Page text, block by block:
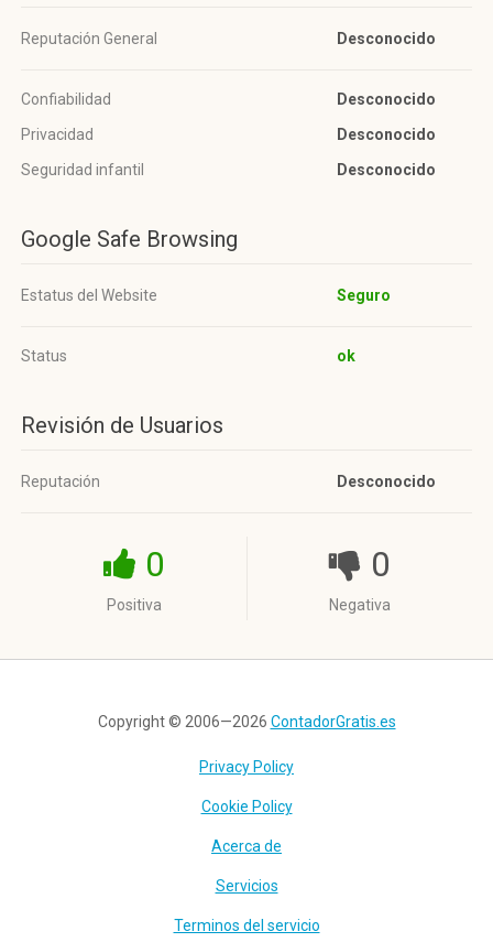
Reputación General Desconocido
Confiabilidad
Desconocido
Privacidad
Desconocido
Seguridad infantil
Desconocido
Google Safe Browsing
Estatus del Website Seguro
Status ok
Revisión de Usuarios
Reputación Desconocido
0
Positiva
0
Negativa
Copyright © 2006—2026 ContadorGratis.es
Privacy Policy
Cookie Policy
Acerca de
Servicios
Terminos del servicio